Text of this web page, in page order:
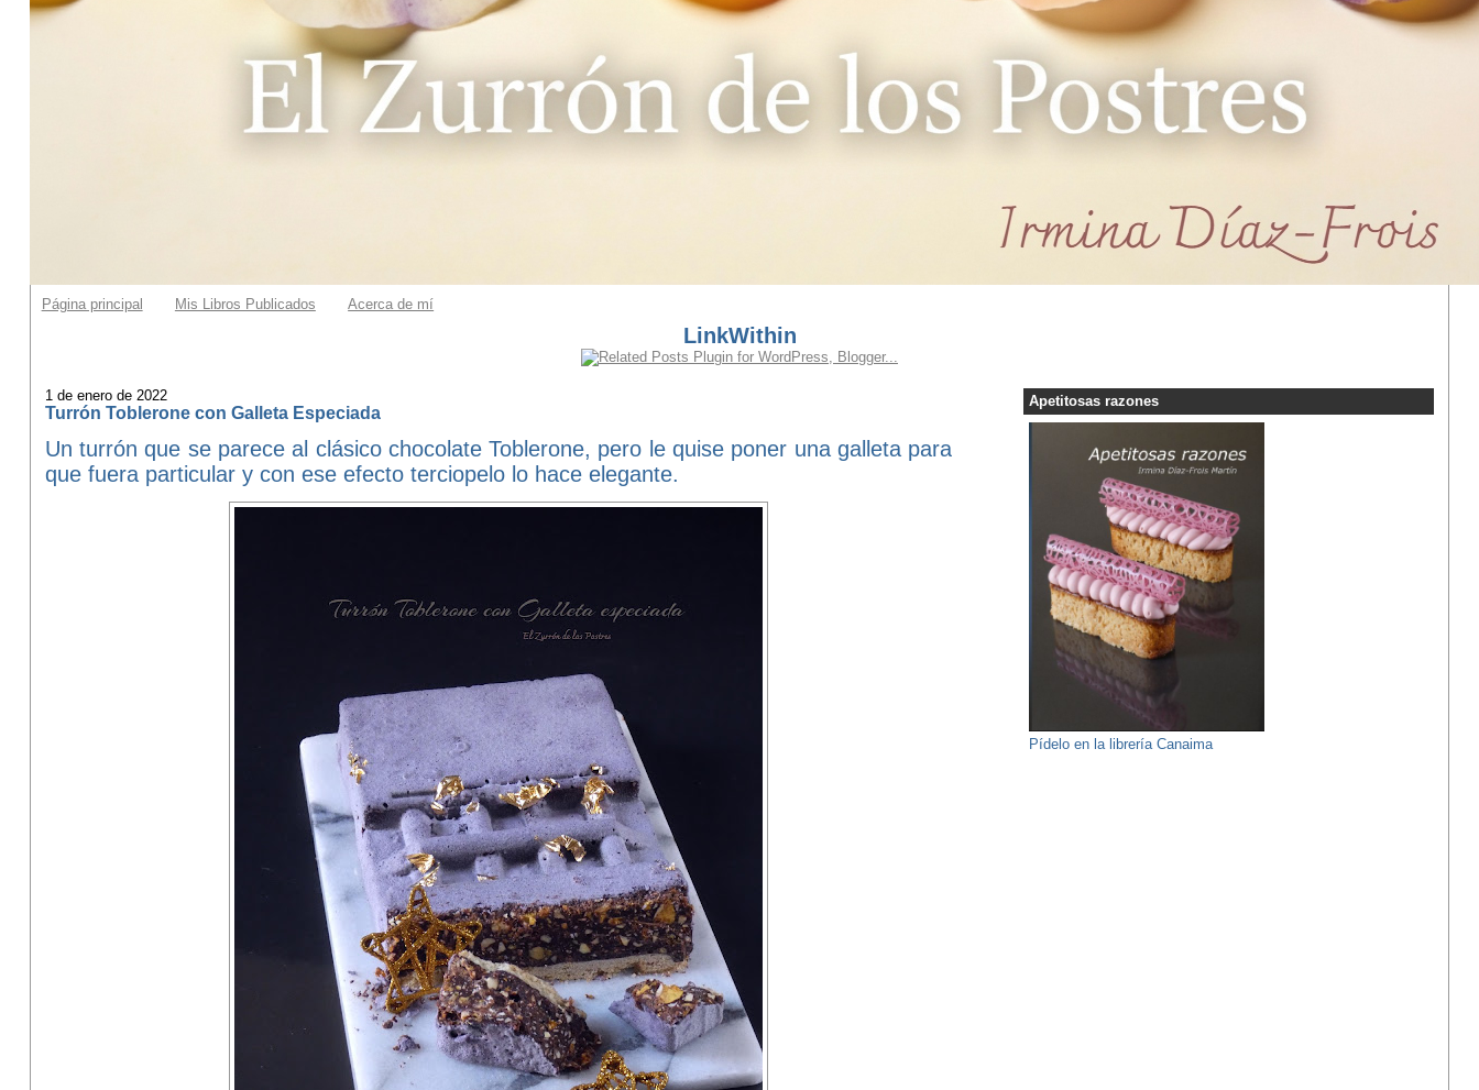
Página principal Mis Libros Publicados Acerca de mí
LinkWithin
1 de enero de 2022
Turrón Toblerone con Galleta Especiada
Un turrón que se parece al clásico chocolate Toblerone, pero le quise poner una galleta para
que fuera particular y con ese efecto terciopelo lo hace elegante.
Apetitosas razones
Pídelo en la librería Canaima